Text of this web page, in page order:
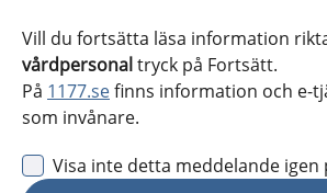
Vill du fortsätta läsa information
vårdpersonaltryck på Fortsätt.
På 1177.sefinns information och e-
som invånare.
Visa inte detta meddelande igen
Kalmar län
Kronoberg
Norrbotten
Skåne